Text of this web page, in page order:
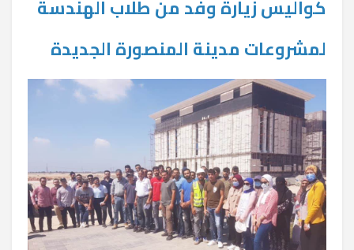
كواليس زيارة وفد من طلاب الهندسة
لمشروعات مدينة المنصورة الجديدة